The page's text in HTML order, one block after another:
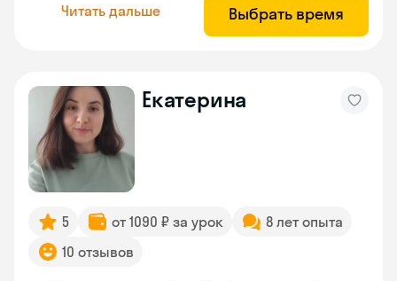
Читать дальше Выбрать время
Екатерина
5 от 1090 ₽ за урок
8 лет опыта
10 отзывов